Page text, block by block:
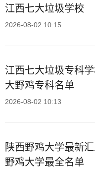
江西七大垃圾学校
2026-08-02 10:15
江西七大垃圾专科
大野鸡专科名单
2026-08-02 10:13
陕西野鸡大学最新
野鸡大学最全名单